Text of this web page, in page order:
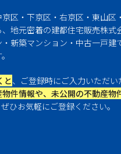
区・下京区・右京区・東山
地元密着の建都住宅販売株式
新築マンション・中古一戸
と、ご登録時にご入力いただ
件情報や、未公開の不動産物
ひお気軽にご登録ください。